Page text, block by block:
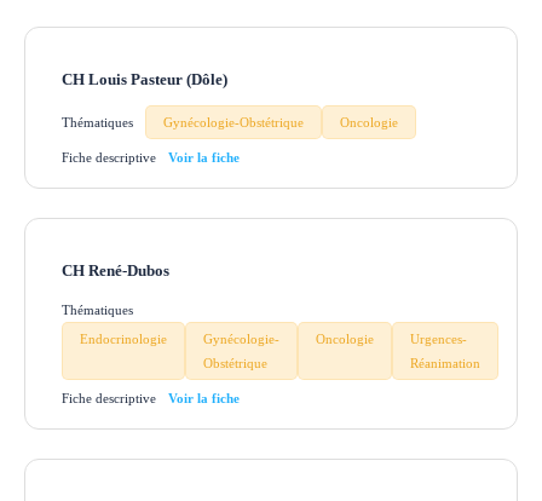
CH Louis Pasteur (Dôle)
Thématiques Gynécologie-Obstétrique Oncologie
Fiche descriptive
CH René-Dubos
Thématiques
Endocrinologie
Gynécologie-
Obstétrique
Oncologie
Urgences-
Réanimation
Fiche descriptive